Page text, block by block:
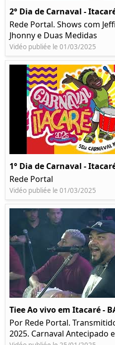
2° Dia de Carnaval -
Rede Portal. Shows com
Jhonny e Duas Medidas
Vidéo publiée le 01/03/2025
1° Dia de Carnaval -
Rede Portal
Vidéo publiée le 01/03/2025
Tiee Ao vivo em Itacaré -
Por Rede Portal.
2025. Carnaval Antecipado